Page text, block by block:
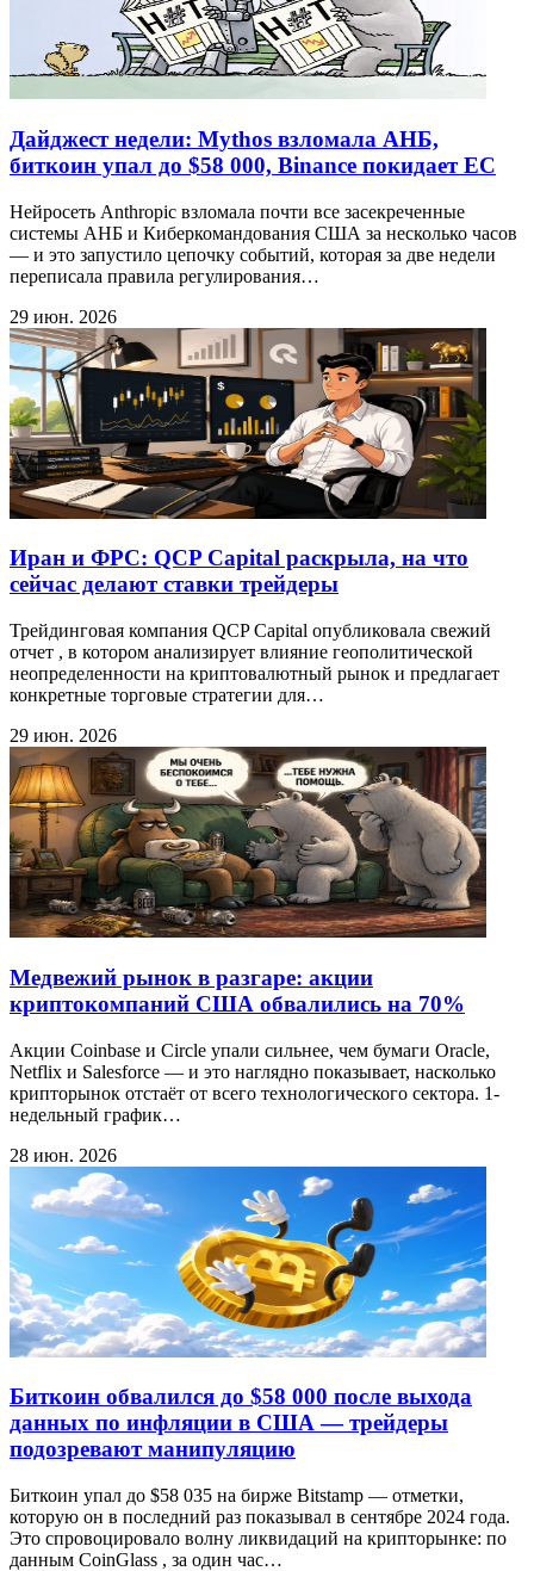
Дайджест недели: Mythos взломала АНБ,
биткоин упал до $58 000, Binance покидает ЕС
Нейросеть Anthropic взломала почти все засекреченные
системы АНБ и Киберкомандования США за несколько часов
— и это запустило цепочку событий, которая за две недели
переписала правила регулирования…
29 июн. 2026
Иран и ФРС: QCP Capital раскрыла, на что
сейчас делают ставки трейдеры
Трейдинговая компания QCP Capital опубликовала свежий
отчет , в котором анализирует влияние геополитической
неопределенности на криптовалютный рынок и предлагает
конкретные торговые стратегии для…
29 июн. 2026
Медвежий рынок в разгаре: акции
криптокомпаний США обвалились на 70%
Акции Coinbase и Circle упали сильнее, чем бумаги Oracle,
Netflix и Salesforce — и это наглядно показывает, насколько
крипторынок отстаёт от всего технологического сектора. 1-
недельный график…
28 июн. 2026
Биткоин обвалился до $58 000 после выхода
данных по инфляции в США — трейдеры
подозревают манипуляцию
Биткоин упал до $58 035 на бирже Bitstamp — отметки,
которую он в последний раз показывал в сентябре 2024 года.
Это спровоцировало волну ликвидаций на крипторынке: по
данным CoinGlass , за один час…